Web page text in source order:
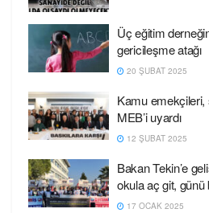
Üç eğitim
gericileşme atağı
20 ŞUBAT 2025
Kamu emekçileri,
MEB’i uyardı
12 ŞUBAT 2025
Bakan Tekin’e
okula aç git, günü
17 OCAK 2025